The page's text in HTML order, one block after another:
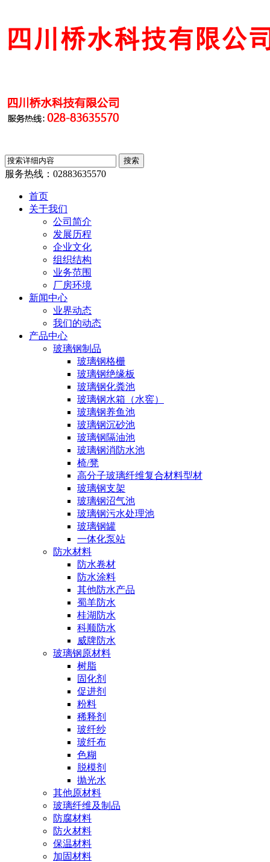
服务热线： 02883635570
首页
关于我们
公司简介
发展历程
企业文化
组织结构
业务范围
厂房环境
新闻中心
业界动态
我们的动态
产品中心
玻璃钢制品
玻璃钢格栅
玻璃钢绝缘板
玻璃钢化粪池
玻璃钢水箱（水窖）
玻璃钢养鱼池
玻璃钢沉砂池
玻璃钢隔油池
玻璃钢消防水池
椅/凳
高分子玻璃纤维复合材料型材
玻璃钢支架
玻璃钢沼气池
玻璃钢污水处理池
玻璃钢罐
一体化泵站
防水材料
防水卷材
防水涂料
其他防水产品
蜀羊防水
桂湖防水
科顺防水
威牌防水
玻璃钢原材料
树脂
固化剂
促进剂
粉料
稀释剂
玻纤纱
玻纤布
色糊
脱模剂
抛光水
其他原材料
玻璃纤维及制品
防腐材料
防火材料
保温材料
加固材料